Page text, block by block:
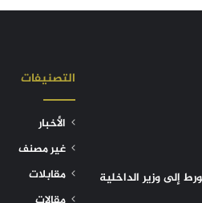
إلى وزير الداخلية
التصنيفات
الأخبار
غير مصنف
مقابلات